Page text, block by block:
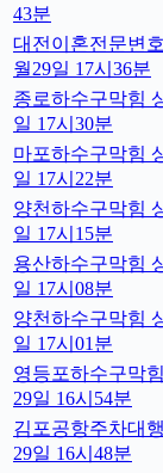
43분
대전이혼전문변
월29일 17시36분
종로하수구막힘
일 17시30분
마포하수구막힘
일 17시22분
양천하수구막힘
일 17시15분
용산하수구막힘
일 17시08분
양천하수구막힘
일 17시01분
영등포하수구막
29일 16시54분
김포공항주차대
29일 16시48분